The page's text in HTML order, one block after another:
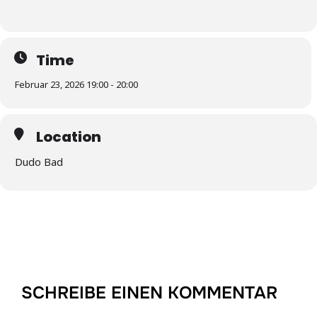
Time
Februar 23, 2026 19:00 - 20:00
Location
Dudo Bad
SCHREIBE EINEN KOMMENTAR